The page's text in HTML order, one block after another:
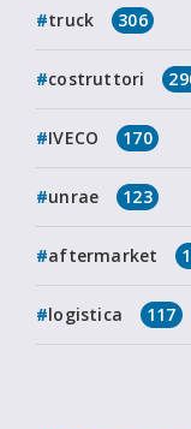
truck 306
costruttori
IVECO 170
unrae 123
aftermarket
logistica 117